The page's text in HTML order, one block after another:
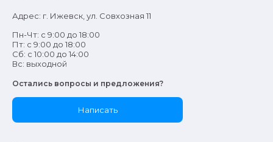
Написать
Остались вопросы и предложения?
Пн-Чт: с 9:00 до 18:00
Пт: с 9:00 до 18:00
Сб: с 10:00 до 14:00
Вс: выходной
Адрес: г. Ижевск, ул. Совхозная 11